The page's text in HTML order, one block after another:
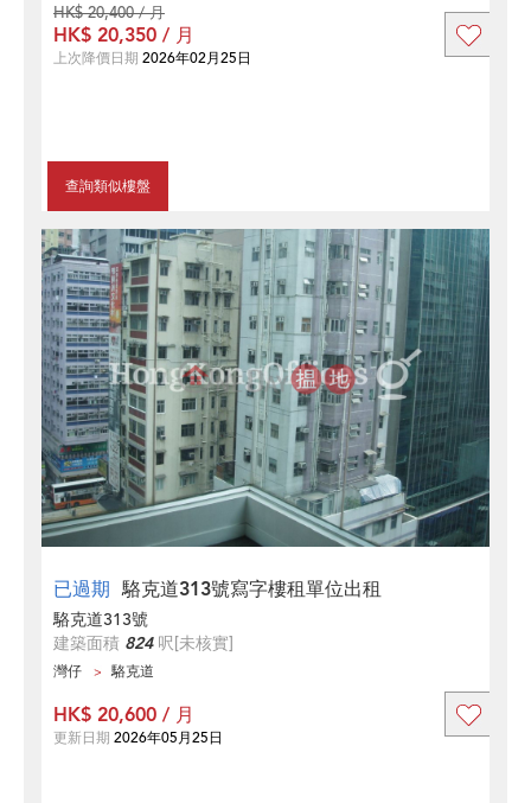
查詢類似樓盤
HK$ 20,400 / 月
HK$ 20,350 / 月
上次降價日期 2026年02月25日
已過期 駱克道313號寫字樓租單位出租
駱克道313號
建築面積 824呎[未核實]
灣仔 駱克道
HK$ 20,600 / 月
更新日期 2026年05月25日